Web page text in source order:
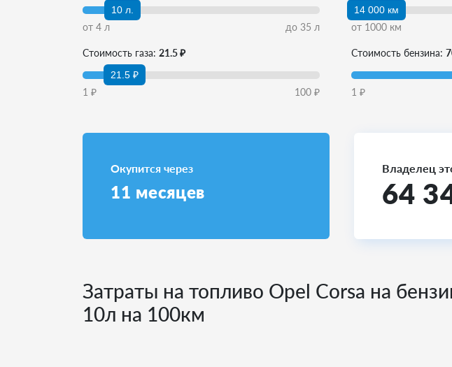
10 л.
от 4 л до35 л
14 000 км
от 1000 км
Стоимость газа: 21.5 ₽
21.5 ₽
1 ₽ 100 ₽
Стоимость бензина:
1 ₽
Окупится через
11 месяцев
Владелец
64
Затраты на топливо Opel Corsa на
10л на 100км